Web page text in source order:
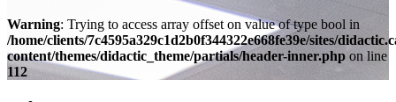
Warning: Trying to access array offset on value of type bool in
/home/clients/7c4595a329c1d2b0f344322e668fe39e/sites/
content/themes/didactic_theme/partials/header-inner.php on line
112